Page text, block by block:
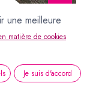
une meilleure
matière de cookies
Je suis d'accord